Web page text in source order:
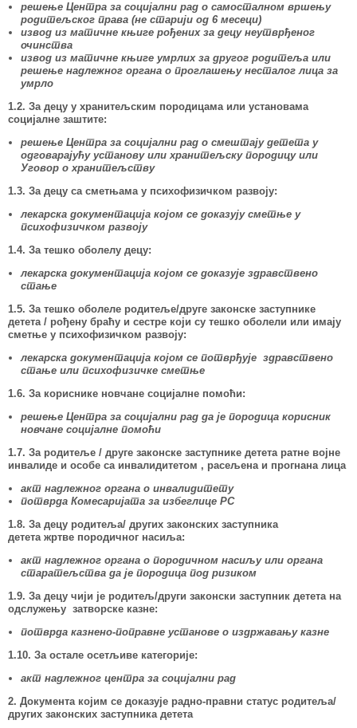
решење Центра за социјални рад о самосталном вршењу
родитељског права (не старији од 6 месеци)
извод из матичне књиге рођених за децу неутврђеног
очинства
извод из матичне књиге умрлих за другог родитеља или
решење надлежног органа о проглашењу несталог лица за
умрло
1.2. За децу у хранитељским породицама или установама
социјалне заштите:
решење Центра за социјални рад о смештају детета у
одговарајућу установу или хранитељску породицу или
Уговор о хранитељству
1.3. За децу са сметњама у психофизичком развоју:
лекарска документација којом се доказују сметње у
психофизичком развоју
1.4. За тешко оболелу децу:
лекарска документација којом се доказује здравствено
стање
1.5. За тешко оболеле родитеље/друге законске заступнике
детета / рођену браћу и сестре који су тешко оболели или имају
сметње у психофизичком развоју:
лекарска документација којом се потврђује здравствено
стање или психофизичке сметње
1.6. За кориснике новчане социјалне помоћи:
решење Центра за социјални рад да је породица корисник
новчане социјалне помоћи
1.7. За родитеље / друге законске заступнике детета ратне војне
инвалиде и особе са инвалидитетом , расељена и прогнана лица
акт надлежног органа о инвалидитету
потврда Комесаријата за избеглице РС
1.8. За децу родитеља/ других законских заступника
детета жртве породичног насиља:
акт надлежног органа о породичном насиљу или органа
старатељства да је породица под ризиком
1.9. За децу чији је родитељ/други законски заступник детета на
одслужењу затворске казне:
потврда казнено-поправне установе о издржавању казне
1.10. За остале осетљиве категорије:
акт надлежног центра за социјални рад
2. Документа којим се доказује радно-правни статус родитеља/
других законских заступника детета